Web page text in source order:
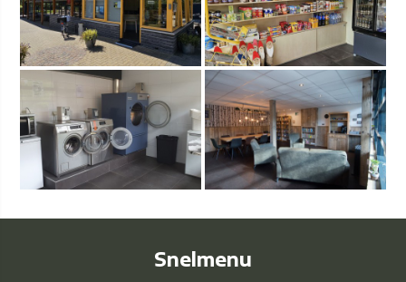
Snelmenu